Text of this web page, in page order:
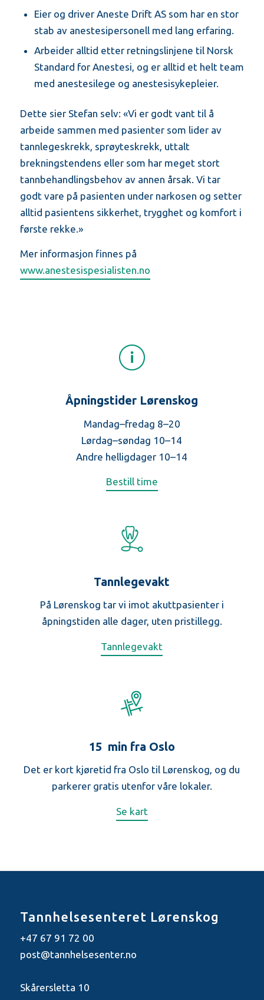
Eier og driver Aneste Drift AS som har en stor
stab av anestesipersonell med lang erfaring.
Arbeider alltid etter retningslinjene til Norsk
Standard for Anestesi, og er alltid et helt team
med anestesilege og anestesisykepleier.
Dette sier Stefan selv: «Vi er godt vant til å
arbeide sammen med pasienter som lider av
tannlegeskrekk, sprøyteskrekk, uttalt
brekningstendens eller som har meget stort
tannbehandlingsbehov av annen årsak. Vi tar
godt vare på pasienten under narkosen og setter
alltid pasientens sikkerhet, trygghet og komfort i
første rekke.»
Mer informasjon finnes på
www.anestesispesialisten.no
Åpningstider Lørenskog
Mandag–fredag 8–20
Lørdag–søndag 10–14
Andre helligdager 10–14
Bestill time
Tannlegevakt
På Lørenskog tar vi imot akuttpasienter i
åpningstiden alle dager, uten pristillegg.
Tannlegevakt
15 min fra Oslo
Det er kort kjøretid fra Oslo til Lørenskog, og du
parkerer gratis utenfor våre lokaler.
Se kart
Tannhelsesenteret Lørenskog
+47 67 91 72 00
post@tannhelsesenter.no
Skårersletta 10